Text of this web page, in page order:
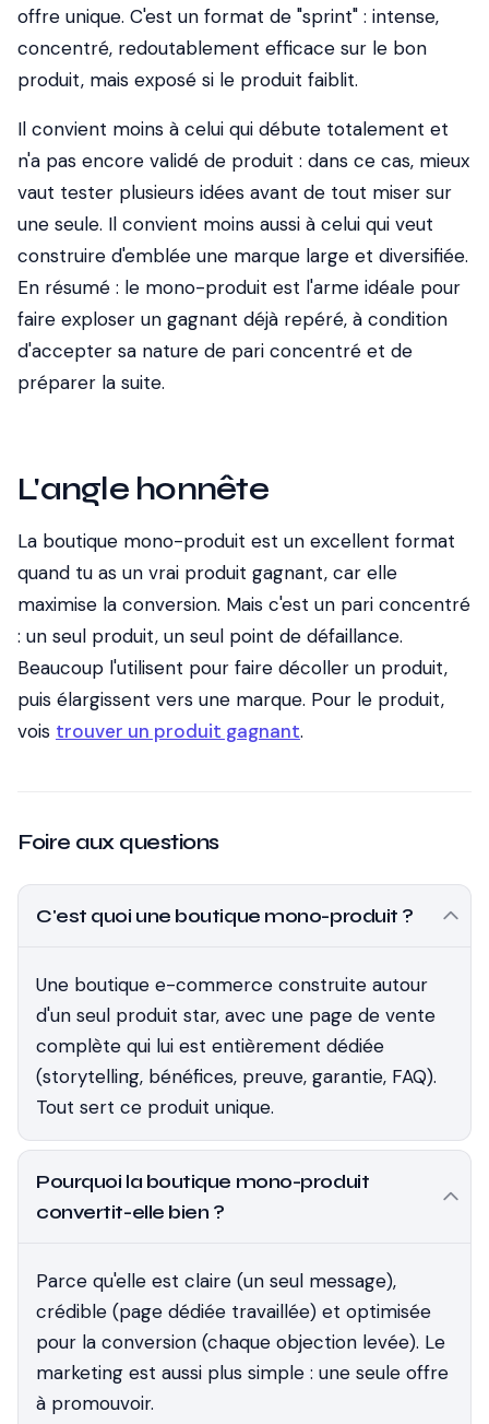
offre unique. C'est un format de "sprint" : intense,
concentré, redoutablement efficace sur le bon
produit, mais exposé si le produit faiblit.
Il convient moins à celui qui débute totalement et
n'a pas encore validé de produit : dans ce cas, mieux
vaut tester plusieurs idées avant de tout miser sur
une seule. Il convient moins aussi à celui qui veut
construire d'emblée une marque large et diversifiée.
En résumé : le mono-produit est l'arme idéale pour
faire exploser un gagnant déjà repéré, à condition
d'accepter sa nature de pari concentré et de
préparer la suite.
L'angle honnête
La boutique mono-produit est un excellent format
quand tu as un vrai produit gagnant, car elle
maximise la conversion. Mais c'est un pari concentré
: un seul produit, un seul point de défaillance.
Beaucoup l'utilisent pour faire décoller un produit,
puis élargissent vers une marque. Pour le produit,
vois trouver un produit gagnant.
Foire aux questions
C'est quoi une boutique mono-produit ?
Une boutique e-commerce construite autour
d'un seul produit star, avec une page de vente
complète qui lui est entièrement dédiée
(storytelling, bénéfices, preuve, garantie, FAQ).
Tout sert ce produit unique.
Pourquoi la boutique mono-produit
convertit-elle bien ?
Parce qu'elle est claire (un seul message),
crédible (page dédiée travaillée) et optimisée
pour la conversion (chaque objection levée). Le
marketing est aussi plus simple : une seule offre
à promouvoir.